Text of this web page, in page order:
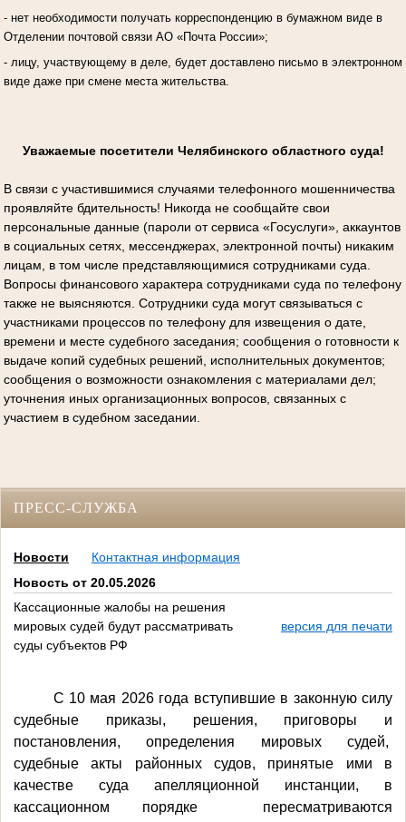
- нет необходимости получать корреспонденцию в бумажном виде в
Отделении почтовой связи АО «Почта России»;
- лицу, участвующему в деле, будет доставлено письмо в электронном
виде даже при смене места жительства.
Уважаемые посетители Челябинского областного суда!
В связи с участившимися случаями телефонного мошенничества
проявляйте бдительность! Никогда не сообщайте свои
персональные данные (пароли от сервиса «Госуслуги», аккаунтов
в социальных сетях, мессенджерах, электронной почты) никаким
лицам, в том числе представляющимися сотрудниками суда.
Вопросы финансового характера сотрудниками суда по телефону
также не выясняются. Сотрудники суда могут связываться с
участниками процессов по телефону для извещения о дате,
времени и месте судебного заседания; сообщения о готовности к
выдаче копий судебных решений, исполнительных документов;
сообщения о возможности ознакомления с материалами дел;
уточнения иных организационных вопросов, связанных с
участием в судебном заседании.
ПРЕСС-СЛУЖБА
Новости
Контактная информация
Новость от 20.05.2026
Кассационные жалобы на решения
мировых судей будут рассматривать
суды субъектов РФ
версия для печати
С 10 мая 2026 года вступившие в законную силу
судебные приказы, решения, приговоры и
постановления, определения мировых судей,
судебные акты районных судов, принятые ими в
качестве суда апелляционной инстанции, в
кассационном порядке пересматриваются